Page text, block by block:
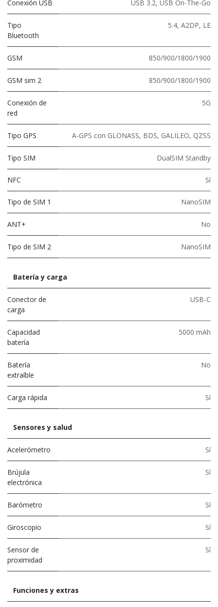
Conexión USB USB 3.2, USB On-The-Go
Tipo
Bluetooth
5.4, A2DP, LE
GSM 850/900/1800/1900
GSM sim 2 850/900/1800/1900
Conexión de
red
5G
Tipo GPS A-GPS con GLONASS, BDS, GALILEO, QZSS
Tipo SIM DualSIM Standby
NFC Sí
Tipo de SIM 1 NanoSIM
ANT+ No
Tipo de SIM 2 NanoSIM
Batería y carga
Conector de
carga
USB-C
Capacidad
batería
5000 mAh
Batería
extraíble
No
Carga rápida Sí
Sensores y salud
Acelerómetro Sí
Brújula
electrónica
Sí
Barómetro Sí
Giroscopio Sí
Sensor de
proximidad
Sí
Funciones y extras